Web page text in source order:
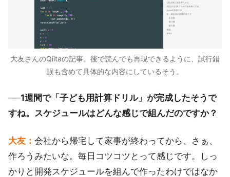
大友さんのQiitaの記事。後で読んでも再現できるように、試行錯
誤も含めて具体的な内容にしているそう。
──1週間で「子ども用計算ドリル」が完成したそうで
すね。スケジュールはどんな感じで組んだのですか？
大友： 会社から帰宅して家事が終わってから、さぁ、
作ろうみたいな。毎日コツコツとって感じです。しっ
かりと開発スケジュールを組んで作ったわけではなか